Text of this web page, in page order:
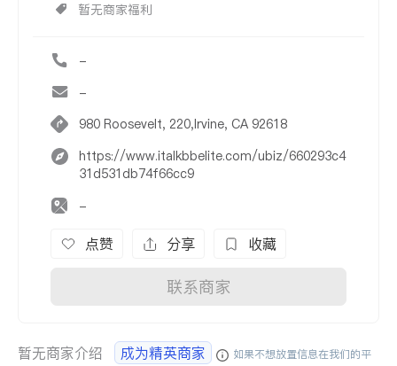
暂无商家福利
-
-
980 Roosevelt, 220,Irvine, CA 92618
https://www.italkbbelite.com/ubiz/660293c4
31d531db74f66cc9
-
点赞 分享 收藏
联系商家
暂无商家介绍 成为精英商家
如果不想放置信息在我们的平